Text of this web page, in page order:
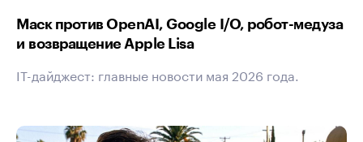
Маск против OpenAI, Google I/O, робот-медуза
и возвращение Apple Lisa
IT-дайджест: главные новости мая 2026 года.